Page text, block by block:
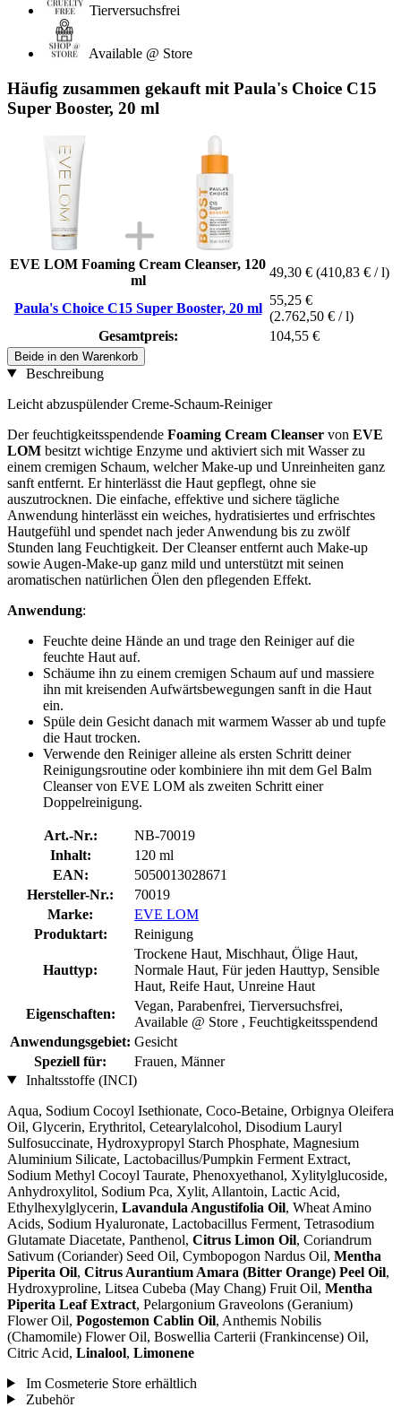
Tierversuchsfrei
Available @ Store
Häufig zusammen gekauft mit Paula's Choice C15
Super Booster, 20 ml
EVE LOM Foaming Cream Cleanser, 120
ml
49,30 € (410,83 € / l)
Paula's Choice C15 Super Booster, 20 ml
55,25 €
(2.762,50 € / l)
Gesamtpreis:
104,55 €
Beide in den Warenkorb
Beschreibung
Leicht abzuspülender Creme-Schaum-Reiniger
Der feuchtigkeitsspendende Foaming Cream Cleanser von EVE
LOM besitzt wichtige Enzyme und aktiviert sich mit Wasser zu
einem cremigen Schaum, welcher Make-up und Unreinheiten ganz
sanft entfernt. Er hinterlässt die Haut gepflegt, ohne sie
auszutrocknen. Die einfache, effektive und sichere tägliche
Anwendung hinterlässt ein weiches, hydratisiertes und erfrischtes
Hautgefühl und spendet nach jeder Anwendung bis zu zwölf
Stunden lang Feuchtigkeit. Der Cleanser entfernt auch Make-up
sowie Augen-Make-up ganz mild und unterstützt mit seinen
aromatischen natürlichen Ölen den pflegenden Effekt.
Anwendung:
Feuchte deine Hände an und trage den Reiniger auf die
feuchte Haut auf.
Schäume ihn zu einem cremigen Schaum auf und massiere
ihn mit kreisenden Aufwärtsbewegungen sanft in die Haut
ein.
Spüle dein Gesicht danach mit warmem Wasser ab und tupfe
die Haut trocken.
Verwende den Reiniger alleine als ersten Schritt deiner
Reinigungsroutine oder kombiniere ihn mit dem Gel Balm
Cleanser von EVE LOM als zweiten Schritt einer
Doppelreinigung.
Art.-Nr.:
NB-70019
Inhalt:
120 ml
EAN:
5050013028671
Hersteller-Nr.:
70019
Marke:
EVE LOM
Produktart:
Reinigung
Hauttyp:
Trockene Haut, Mischhaut, Ölige Haut,
Normale Haut, Für jeden Hauttyp, Sensible
Haut, Reife Haut, Unreine Haut
Eigenschaften:
Vegan, Parabenfrei, Tierversuchsfrei,
Available @ Store , Feuchtigkeitsspendend
Anwendungsgebiet: Gesicht
Speziell für:
Frauen, Männer
Inhaltsstoffe (INCI)
Aqua, Sodium Cocoyl Isethionate, Coco-Betaine, Orbignya Oleifera
Oil, Glycerin, Erythritol, Cetearylalcohol, Disodium Lauryl
Sulfosuccinate, Hydroxypropyl Starch Phosphate, Magnesium
Aluminium Silicate, Lactobacillus/Pumpkin Ferment Extract,
Sodium Methyl Cocoyl Taurate, Phenoxyethanol, Xylitylglucoside,
Anhydroxylitol, Sodium Pca, Xylit, Allantoin, Lactic Acid,
Ethylhexylglycerin, Lavandula Angustifolia Oil, Wheat Amino
Acids, Sodium Hyaluronate, Lactobacillus Ferment, Tetrasodium
Glutamate Diacetate, Panthenol, Citrus Limon Oil, Coriandrum
Sativum (Coriander) Seed Oil, Cymbopogon Nardus Oil, Mentha
Piperita Oil, Citrus Aurantium Amara (Bitter Orange) Peel Oil,
Hydroxyproline, Litsea Cubeba (May Chang) Fruit Oil, Mentha
Piperita Leaf Extract, Pelargonium Graveolons (Geranium)
Flower Oil, Pogostemon Cablin Oil, Anthemis Nobilis
(Chamomile) Flower Oil, Boswellia Carterii (Frankincense) Oil,
Citric Acid, Linalool, Limonene
Im Cosmeterie Store erhältlich
Zubehör